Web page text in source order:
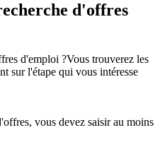
d'offres
d'emploi ?Vous trouverez les
sur l'étape qui vous intéresse
vous devez saisir au moins